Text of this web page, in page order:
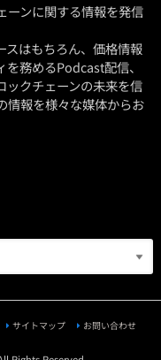
ーンに関する情報を発信
スはもちろん、価格情報
務めるPodcast配信、
クチェーンの未来を信
情報を様々な媒体からお
サイトマップ お問い合わせ